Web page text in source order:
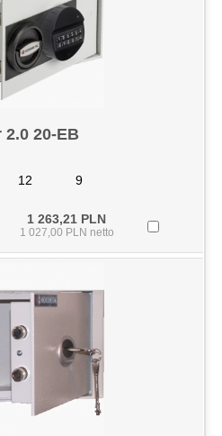
20-EB
12 9
1 263,21 PLN
1 027,00 PLN netto